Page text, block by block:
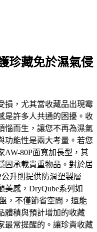
珍藏免於濕氣侵
損，尤其當收藏品出現霉
是許多人共通的困擾。收
惱而生，讓您不再為濕氣
功能性是兩大考量。若您
AW-80P面寬加長型，其
固承載貴重物品。對於居
升則提供防滑塑製層
感，DryQube系列如
，不僅節省空間，還能
體積與預計增加的收藏
最常提醒的。讓珍貴收藏